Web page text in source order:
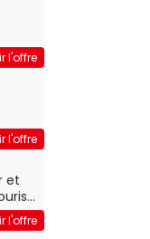
l'offre
l'offre
et
l'offre